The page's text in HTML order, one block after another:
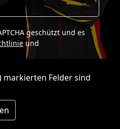
geschützt und es
und
markierten Felder sind